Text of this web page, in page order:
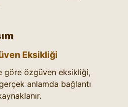
Eksikliği
göre özgüven eksikliği,
anlamda bağlantı